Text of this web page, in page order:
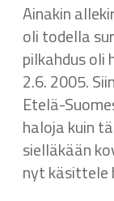
Ainakin
oli todella
pilkahdus oli
2.6. 2005.
Etelä-
haloja kuin
sielläkään
nyt käsittele